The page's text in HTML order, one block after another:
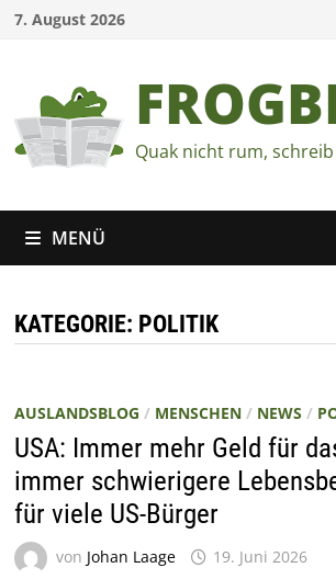
Zum7. August 2026
Quak nicht rum,
MENÜ
KATEGORIE: POLITIK
AUSLANDSBLOG / MENSCHEN/ NEWS /
USA: Immer mehr Geld für
immer schwierigere
für viele US-Bürger
von Johan Laage 19. Juni 2026